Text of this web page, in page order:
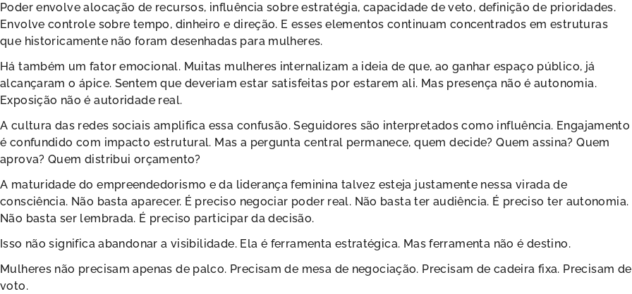
Poder envolve alocação de recursos, influência sobre estratégia, capacidade de veto, definição de prioridades.
Envolve controle sobre tempo, dinheiro e direção. E esses elementos continuam concentrados em estruturas
que historicamente não foram desenhadas para mulheres.
Há também um fator emocional. Muitas mulheres internalizam a ideia de que, ao ganhar espaço público, já
alcançaram o ápice. Sentem que deveriam estar satisfeitas por estarem ali. Mas presença não é autonomia.
Exposição não é autoridade real.
A cultura das redes sociais amplifica essa confusão. Seguidores são interpretados como influência. Engajamento
é confundido com impacto estrutural. Mas a pergunta central permanece, quem decide? Quem assina? Quem
aprova? Quem distribui orçamento?
A maturidade do empreendedorismo e da liderança feminina talvez esteja justamente nessa virada de
consciência. Não basta aparecer. É preciso negociar poder real. Não basta ter audiência. É preciso ter autonomia.
Não basta ser lembrada. É preciso participar da decisão.
Isso não significa abandonar a visibilidade. Ela é ferramenta estratégica. Mas ferramenta não é destino.
Mulheres não precisam apenas de palco. Precisam de mesa de negociação. Precisam de cadeira fixa. Precisam de
voto.